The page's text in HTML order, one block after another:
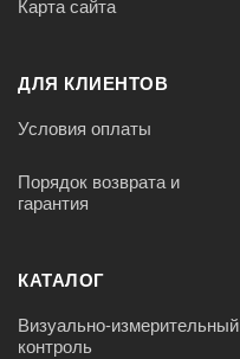
ДЛЯ КЛИЕНТОВ
Условия оплаты
Порядок возврата и
гарантия
КАТАЛОГ
Визуально-измерительный
контроль